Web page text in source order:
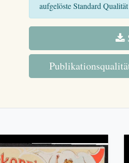
aufgelöste Standard